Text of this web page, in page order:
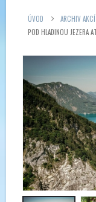
ÚVOD
ARCHIV AKCÍ
POD HLADINOU JEZERA